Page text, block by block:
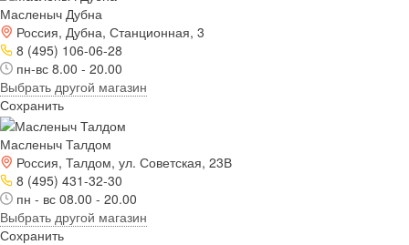
Масленыч Дубна
Россия, Дубна, Станционная, 3
8 (495) 106-06-28
пн-вс 8.00 - 20.00
Выбрать другой магазин
Сохранить
Масленыч Талдом
Россия, Талдом, ул. Советская, 23В
8 (495) 431-32-30
пн - вс 08.00 - 20.00
Выбрать другой магазин
Сохранить